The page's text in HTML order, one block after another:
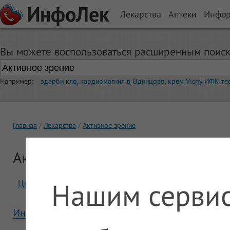
ИнфоЛек Лекарства Аптеки
Вы можете воспользоваться расширенным
Например: эдарби кло, кардиомагнил в Одинцово, крем Vichy ИФК
Главная Лекарства Активное зрение
Активное зрение
Цены Отзывы
Инструкция Активное зрение
Нашим